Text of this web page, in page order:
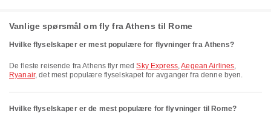
Vanlige spørsmål om fly fra Athens til Rome
Hvilke flyselskaper er mest populære for flyvninger fra Athens?
De fleste reisende fra Athens flyr medSky Express,Aegean Airlines,
Ryanair, det mest populære flyselskapet for avganger fra denne byen.
Hvilke flyselskaper er de mest populære for flyvninger til Rome?